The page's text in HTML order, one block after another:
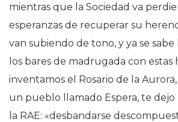
mientras que la Sociedad va
esperanzas de recuperar su
van subiendo de tono, y ya se
los bares de madrugada con estas
inventamos el Rosario de la
un pueblo llamado Espera, te dejo
la RAE: «desbandarse